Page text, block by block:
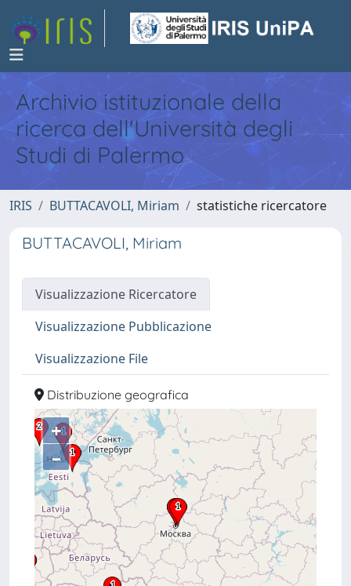
Archivio istituzionale della
ricerca dell'Università degli
Studi di Palermo
IRIS BUTTACAVOLI, Miriam statistiche ricercatore
BUTTACAVOLI, Miriam
Visualizzazione Ricercatore
Visualizzazione Pubblicazione
Visualizzazione File
Distribuzione geografica
+
–